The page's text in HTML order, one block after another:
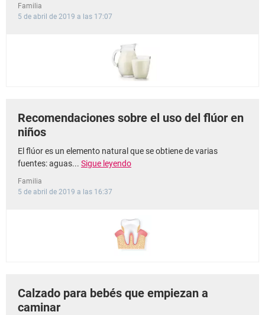
Familia
5 de abril de 2019 a las 17:07
Recomendaciones sobre el uso del flúor en
niños
El flúor es un elemento natural que se obtiene de varias
fuentes: aguas... Sigue leyendo
Familia
5 de abril de 2019 a las 16:37
Calzado para bebés que empiezan a
caminar